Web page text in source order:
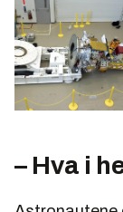
– Hva i